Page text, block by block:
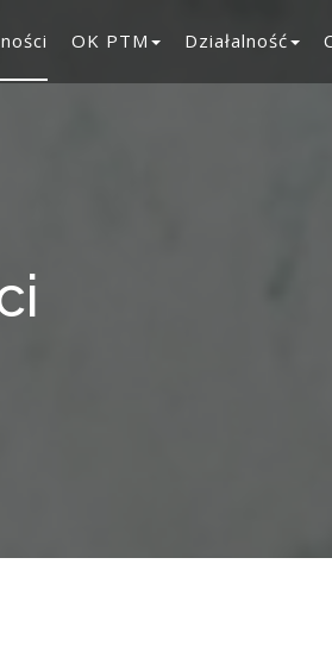
OK PTM Działalność